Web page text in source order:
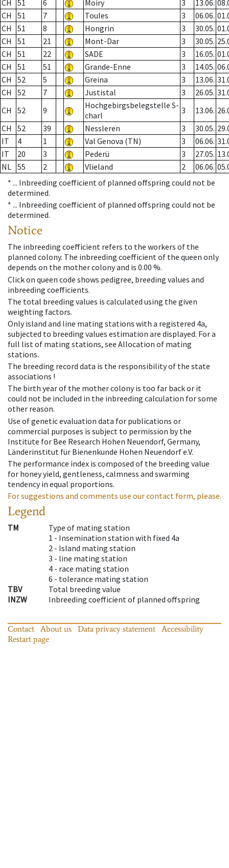
CH 51 6 Moiry 3 13.06.
CH
51 7 Toules 3 06.06.
CH
51 8 Hongrin 3 30.05.
CH
51 21 Mont-Dar 3 30.05.
CH
51 22 SADE 3 16.05.
CH
51 51 Grande-Enne 3 14.05.
CH
52 5 Greina 3 13.06.
CH
52 7 Justistal 3 26.05.
CH
52 9
Hochgebirgsbelegstelle S-
charl
3 13.06.
CH
52 39 Nessleren 3 30.05.
IT
4 1 Val Genova (TN) 3 06.06.
IT
20 3 Pederü 3 27.05.
NL 55 2 Vlieland 2 06.06.
* ... Inbreeding coefficient of planned offspring could not be
determined.
* ... Inbreeding coefficient of planned offspring could not be
determined.
Notice
The inbreeding coefficient refers to the workers of the
planned colony. The inbreeding coefficient of the queen only
depends on the mother colony and is 0.00 %.
Click on queen code shows pedigree, breeding values and
inbreeding coefficients.
The total breeding values is calculated using the given
weighting factors.
Only island and line mating stations with a registered 4a,
subjected to breeding values estimation are displayed. For a
full list of mating stations, see Allocation of mating
stations.
The breeding record data is the responsibility of the state
associations !
The birth year of the mother colony is too far back or it
could not be included in the inbreeding calculation for some
other reason.
Use of genetic evaluation data for publications or
commercial purposes is subject to permission by the
Institute for Bee Research Hohen Neuendorf, Germany,
Länderinstitut für Bienenkunde Hohen Neuendorf e.V.
The performance index is composed of the breeding value
for honey yield, gentleness, calmness and swarming
tendency in equal proportions.
For suggestions and comments use our contact form, please.
Legend
TM
Type of mating station
1 - Insemination station with fixed 4a
2 - Island mating station
3 - line mating station
4 - race mating station
6 - tolerance mating station
TBV
Total breeding value
INZW
Inbreeding coefficient of planned offspring
Contact About us Data privacy statement
Accessibility
Restart page